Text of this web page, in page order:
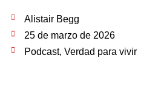
Alistair Begg
25 de marzo de 2026
Podcast, Verdad para vivir